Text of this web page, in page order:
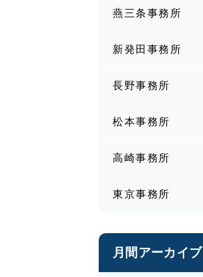
燕三条事務所
新発田事務所
長野事務所
松本事務所
高崎事務所
東京事務所
月間アーカイブ